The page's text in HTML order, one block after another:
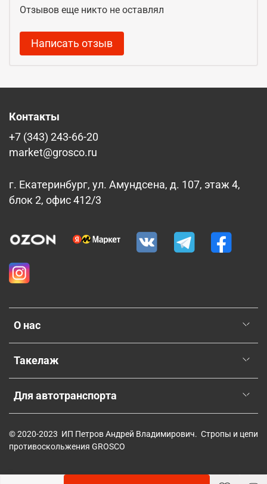
Отзывов еще никто не оставлял
Написать отзыв
О нас
Такелаж
Для автотранспорта
Контакты
+7 (343) 243-66-20
market@grosco.ru
г. Екатеринбург, ул. Амундсена, д. 107, этаж 4,
блок 2, офис 412/3
© 2020-2023 ИП Петров Андрей Владимирович. Стропы и цепи
противоскольжения GROSCO